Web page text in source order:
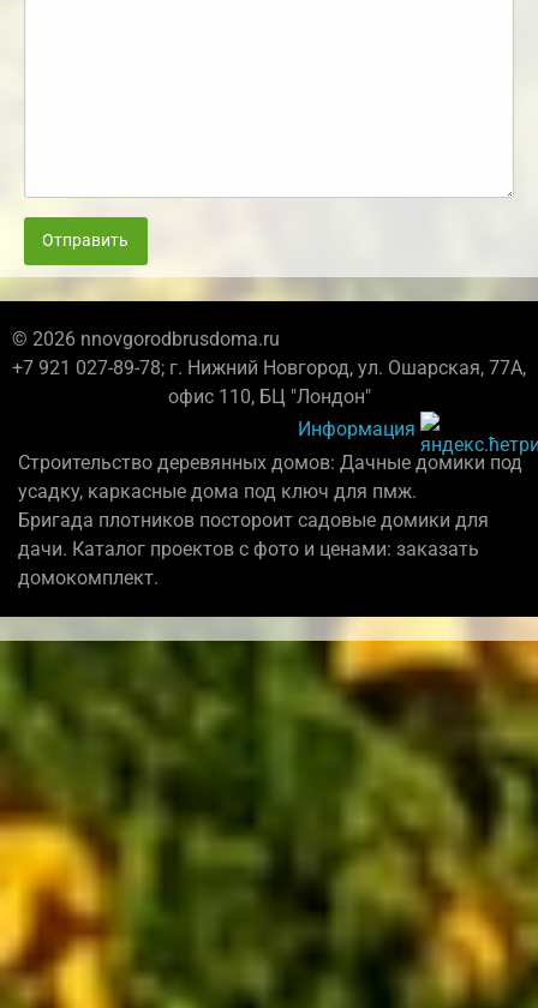
Отправить
© 2026 nnovgorodbrusdoma.ru
+7 921 027-89-78; г. Нижний Новгород, ул. Ошарская, 77А,
офис 110, БЦ "Лондон"
Информация
Строительство деревянных домов: Дачные домики под
усадку, каркасные дома под ключ для пмж.
Бригада плотников постороит садовые домики для
дачи. Каталог проектов с фото и ценами: заказать
домокомплект.